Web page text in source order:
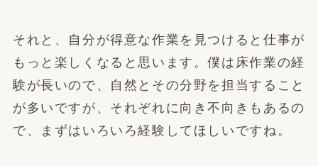
それと、自分が得意な作業を見つけると仕事が
もっと楽しくなると思います。僕は床作業の経
験が長いので、自然とその分野を担当すること
が多いですが、それぞれに向き不向きもあるの
で、まずはいろいろ経験してほしいですね。